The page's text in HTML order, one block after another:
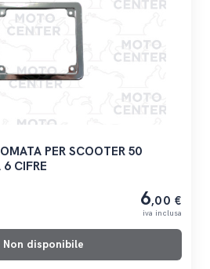
PER SCOOTER 50
CIFRE
6,00 €
iva inclusa
Non disponibile